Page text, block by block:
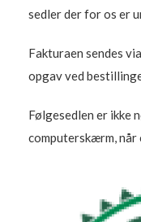
sedler der for os er
Fakturaen sendes
opgav ved
Følgesedlen er ikke
computerskærm,